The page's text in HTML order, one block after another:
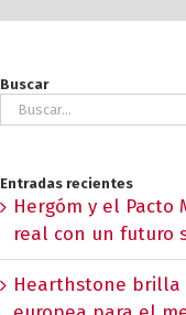
Buscar
Buscar:
Entradas recientes
Hergóm y el Pacto
real con un futuro
Hearthstone brilla